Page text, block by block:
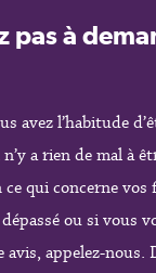
pas à
avez l’habitude
a rien de mal à
qui concerne vos
ou si vous
avis, appelez-nous.